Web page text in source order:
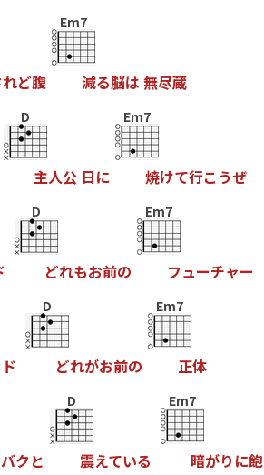
れど腹
Em7
減る脳は 無尽蔵
D
主人公 日に
Em7
焼けて行こ うぜ
D
どれもお前の
Em7
フューチャー
ド
D
どれがお前の
Em7
正体
バクと
D
震えている
Em7
暗がり に飽